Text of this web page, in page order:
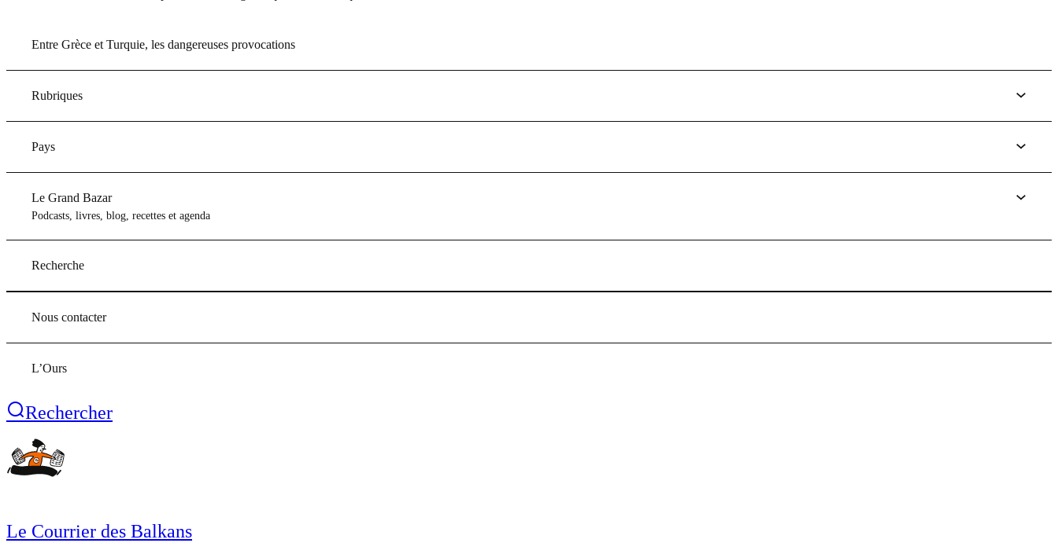
Entre Grèce et Turquie, les dangereuses provocations
Rubriques
Pays
Le Grand Bazar
Podcasts, livres, blog, recettes et agenda
Recherche
Nous contacter
L’Ours
Rechercher
Le Courrier des Balkans